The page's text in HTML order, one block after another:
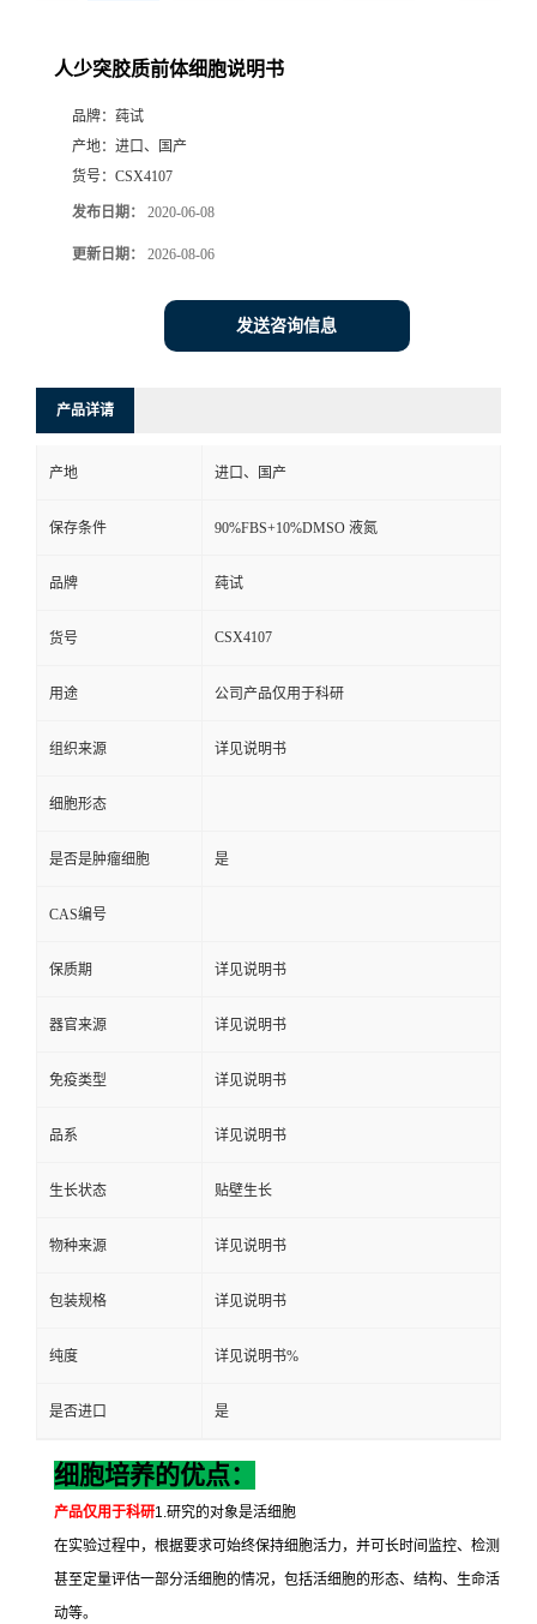
人少突胶质前体细胞说明书
品牌： 莼试
产地： 进口、国产
货号： CSX4107
发布日期： 2020-06-08
更新日期： 2026-08-06
发送咨询信息
产品详请
产地 进口、国产
保存条件 90%FBS+10%DMSO 液氮
品牌 莼试
货号 CSX4107
用途 公司产品仅用于科研
组织来源 详见说明书
细胞形态
是否是肿瘤细胞 是
CAS编号
保质期 详见说明书
器官来源 详见说明书
免疫类型 详见说明书
品系 详见说明书
生长状态 贴壁生长
物种来源 详见说明书
包装规格 详见说明书
纯度 详见说明书%
是否进口 是
细胞培养的优点：
产品仅用于科研1.研究的对象是活细胞
在实验过程中，根据要求可始终保持细胞活力，并可长时间监控、检测
甚至定量评估一部分活细胞的情况，包括活细胞的形态、结构、生命活
动等。